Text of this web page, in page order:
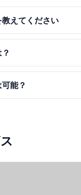
えてください
能？